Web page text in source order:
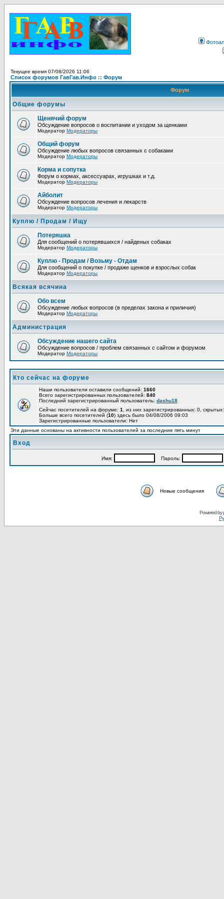
Текущее время 07/08/2026 11:06
Список форумов ГавГав.Инфо :: Форум
Форум
Общие форумы
Щенячий форум
Обсуждение вопросов о воспитании и уходом за щенками
Модератор Модераторы
Общий форум
Обсуждение любых вопросов связанных с собаками
Модератор Модераторы
Корма и сопутка
Форум о кормах, аксессуарах, игрушках и т.д.
Модератор Модераторы
Айболит
Обсуждение вопросов лечения и лекарств
Модератор Модераторы
Куплю / Продам / Ищу
Потеряшка
Для сообщений о потерявшихся / найденых собаках
Модератор Модераторы
Куплю - Продам / Возьму - Отдам
Для сообщений о покупке / продаже щенков и взрослых собак
Модератор Модераторы
Всякая всячина
Обо всем
Обсуждение любых вопросов (в пределах закона и приличия)
Модератор Модераторы
Администрация
Обсуждение нашего сайта
Обсуждение вопросов / проблем связанных с сайтом и форумом
Модератор Модераторы
Кто сейчас на форуме
Наши пользователи оставили сообщений: 1660
Всего зарегистрированных пользователей: 840
Последний зарегистрированный пользователь: dashu18
Сейчас посетителей на форуме: 1
, из них зарегистрированных: 0,
Больше всего посетителей (10) здесь было 04/08/2006 09:03
Зарегистрированные пользователи: Нет
Эти данные основаны на активности пользователей за последние пять минут
Вход
Имя: Пароль:
Новые сообщения
Powered by